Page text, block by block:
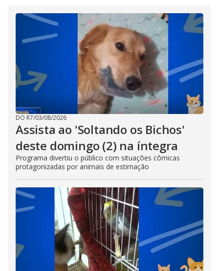
DO R7/03/08/2026
Assista ao 'Soltando os Bichos'
deste domingo (2) na íntegra
Programa divertiu o público com situações cômicas
protagonizadas por animais de estimação